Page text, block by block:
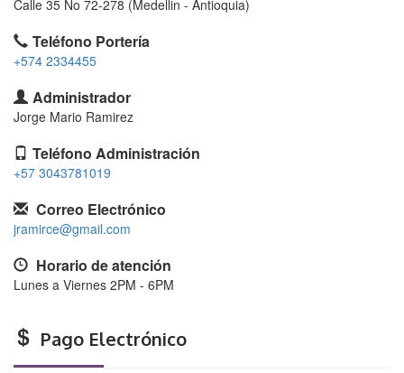
Calle 35 No 72-278 (Medellin - Antioquia)
Teléfono Portería
+574 2334455
Administrador
Jorge Mario Ramirez
Teléfono Administración
+57 3043781019
Correo Electrónico
jramirce@gmail.com
Horario de atención
Lunes a Viernes 2PM - 6PM
Pago Electrónico